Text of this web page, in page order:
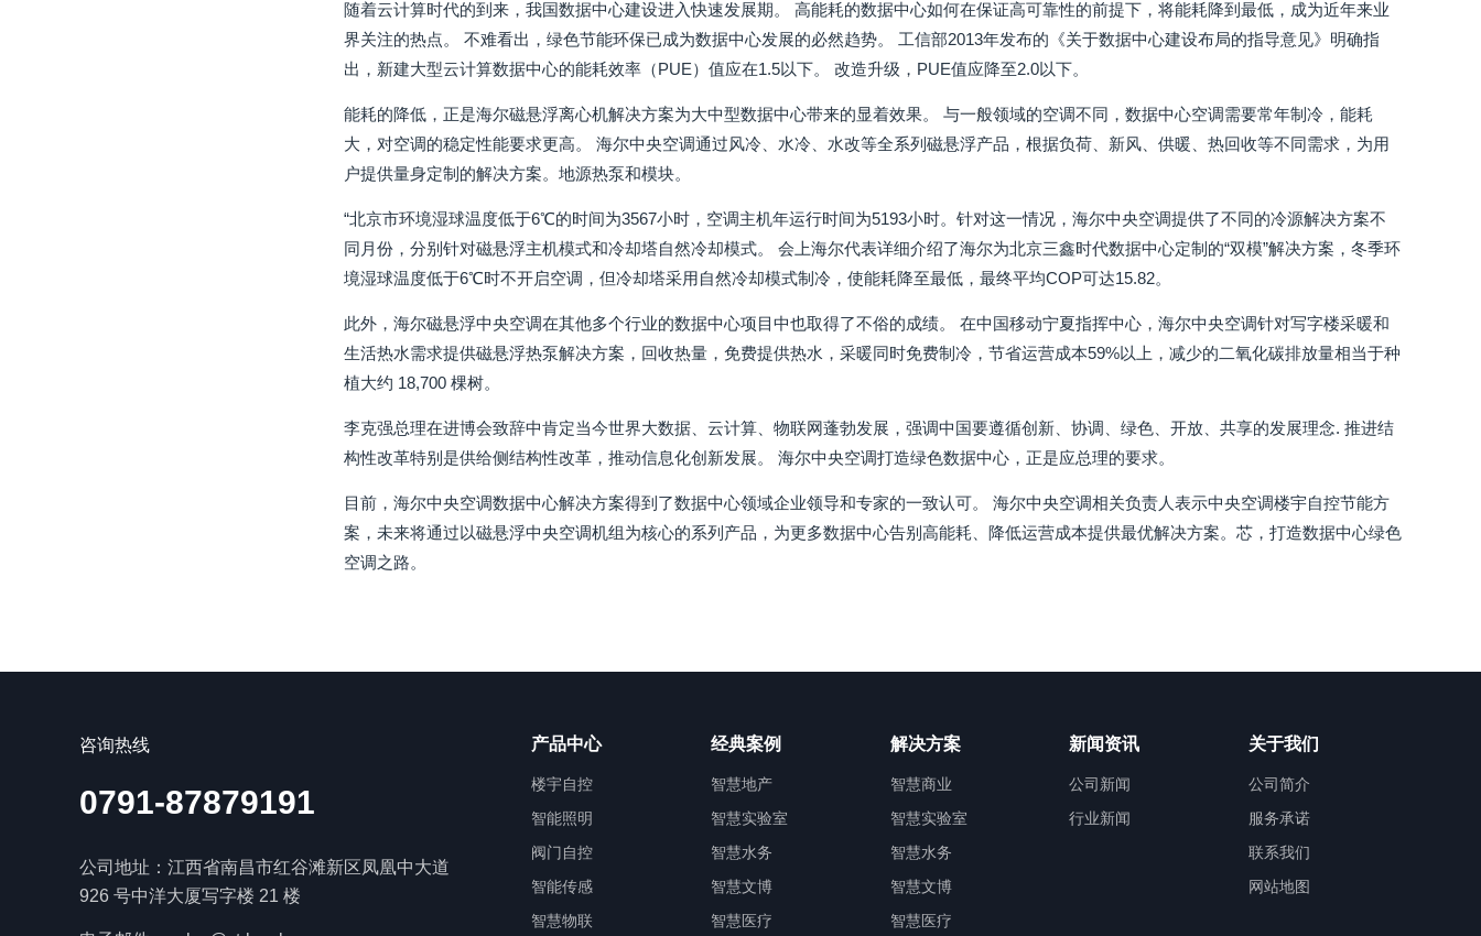
随着云计算时代的到来，我国数据中心建设进入快速发展期。 高能耗的数据中心如何在保证高可靠性的前提下，将能耗降到最低，成为近年来业
界关注的热点。 不难看出，绿色节能环保已成为数据中心发展的必然趋势。 工信部2013年发布的《关于数据中心建设布局的指导意见》明确指
出，新建大型云计算数据中心的能耗效率（PUE）值应在1.5以下。 改造升级，PUE值应降至2.0以下。
能耗的降低，正是海尔磁悬浮离心机解决方案为大中型数据中心带来的显着效果。 与一般领域的空调不同，数据中心空调需要常年制冷，能耗
大，对空调的稳定性能要求更高。 海尔中央空调通过风冷、水冷、水改等全系列磁悬浮产品，根据负荷、新风、供暖、热回收等不同需求，为用
户提供量身定制的解决方案。地源热泵和模块。
“北京市环境湿球温度低于6℃的时间为3567小时，空调主机年运行时间为5193小时。针对这一情况，海尔中央空调提供了不同的冷源解决方案不
同月份，分别针对磁悬浮主机模式和冷却塔自然冷却模式。 会上海尔代表详细介绍了海尔为北京三鑫时代数据中心定制的“双模”解决方案，冬季环
境湿球温度低于6℃时不开启空调，但冷却塔采用自然冷却模式制冷，使能耗降至最低，最终平均COP可达15.82。
此外，海尔磁悬浮中央空调在其他多个行业的数据中心项目中也取得了不俗的成绩。 在中国移动宁夏指挥中心，海尔中央空调针对写字楼采暖和
生活热水需求提供磁悬浮热泵解决方案，回收热量，免费提供热水，采暖同时免费制冷，节省运营成本59%以上，减少的二氧化碳排放量相当于种
植大约 18,700 棵树。
李克强总理在进博会致辞中肯定当今世界大数据、云计算、物联网蓬勃发展，强调中国要遵循创新、协调、绿色、开放、共享的发展理念. 推进结
构性改革特别是供给侧结构性改革，推动信息化创新发展。 海尔中央空调打造绿色数据中心，正是应总理的要求。
目前，海尔中央空调数据中心解决方案得到了数据中心领域企业领导和专家的一致认可。 海尔中央空调相关负责人表示中央空调楼宇自控节能方
案，未来将通过以磁悬浮中央空调机组为核心的系列产品，为更多数据中心告别高能耗、降低运营成本提供最优解决方案。芯，打造数据中心绿色
空调之路。
咨询热线
0791-87879191
公司地址：江西省南昌市红谷滩新区凤凰中大道
926 号中洋大厦写字楼 21 楼
产品中心
楼宇自控
智能照明
阀门自控
智能传感
智慧物联
经典案例
智慧地产
智慧实验室
智慧水务
智慧文博
智慧医疗
解决方案
智慧商业
智慧实验室
智慧水务
智慧文博
智慧医疗
新闻资讯
公司新闻
行业新闻
关于我们
公司简介
服务承诺
联系我们
网站地图